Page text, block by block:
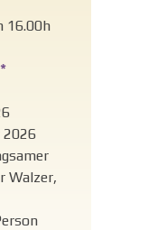
16.00h
2026
Walzer,